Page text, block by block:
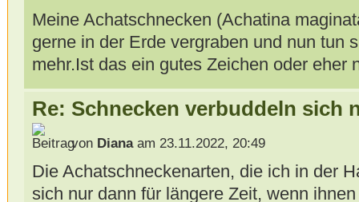
Meine Achatschnecken (Achatina
gerne in der Erde vergraben und nun tun
mehr.Ist das ein gutes Zeichen oder eher
Re: Schnecken verbuddeln sich
von Dianaam 23.11.2022, 20:49
Die Achatschneckenarten, die ich in der
sich nur dann für längere Zeit, wenn